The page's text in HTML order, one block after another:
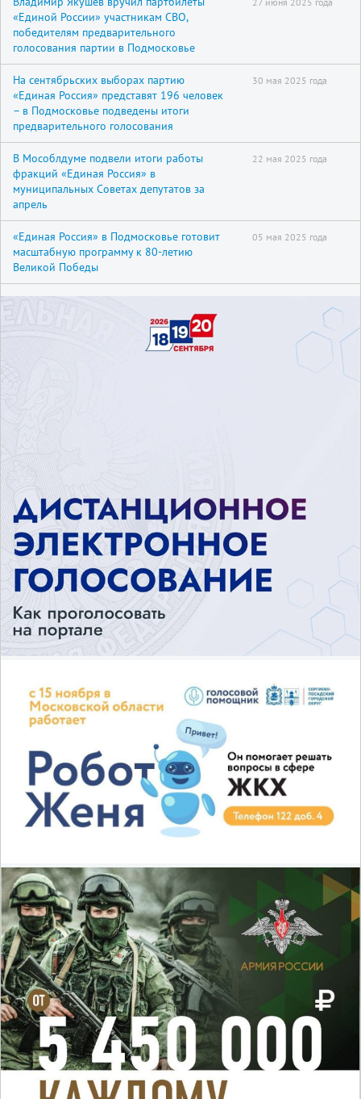
«Единой России» участникам СВО,
победителям предварительного
голосования партии в Подмосковье
На сентябрьских выборах партию
«Единая Россия» представят 196 человек
– в Подмосковье подведены итоги
предварительного голосования
30 мая 2025 года
В Мособлдуме подвели итоги работы
фракций «Единая Россия» в
муниципальных Советах депутатов за
апрель
22 мая 2025 года
«Единая Россия» в Подмосковье готовит
масштабную программу к 80-летию
Великой Победы
05 мая 2025 года